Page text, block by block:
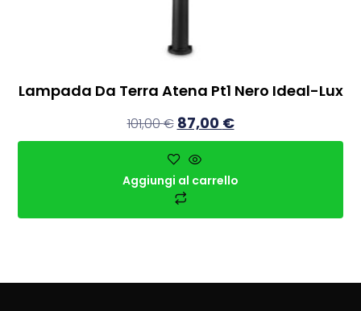
Lampada Da Terra Atena Pt1 Nero Ideal-Lux
101,00€ 87,00 €
Aggiungi al carrello